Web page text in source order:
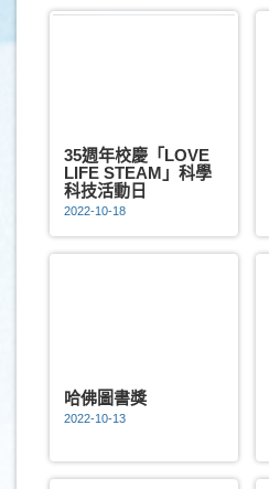
35週年校慶「LOVE
LIFE STEAM」科學
科技活動日
2022-10-18
哈佛圖書獎
2022-10-13